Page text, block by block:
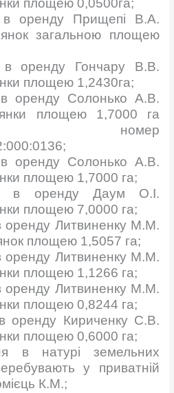
площею 0,0500га;
оренду Прищепі В.А.
загальною площею
оренду Гончару В.В.
площею 1,2430га;
оренду Солонько А.В.
площею 1,7000 га
номер
оренду Солонько А.В.
площею 1,7000 га;
в оренду Даум О.І.
площею 7,0000 га;
оренду Литвиненку М.М.
площею 1,5057 га;
оренду Литвиненку М.М.
площею 1,1266 га;
оренду Литвиненку М.М.
площею 0,8244 га;
оренду Кириченку С.В.
площею 0,6000 га;
в натурі земельних
у приватній
К.М.;